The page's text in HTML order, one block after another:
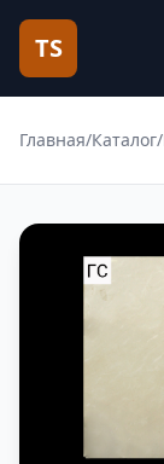
TS
Главная/Каталог/